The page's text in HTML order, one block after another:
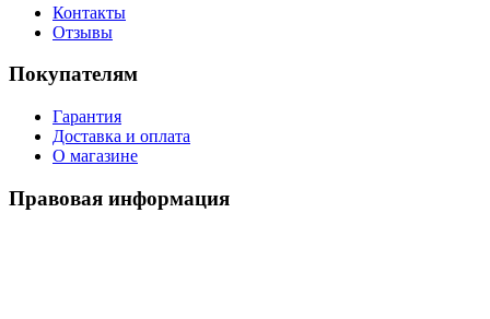
Контакты
Отзывы
Покупателям
Гарантия
Доставка и оплата
О магазине
Правовая информация